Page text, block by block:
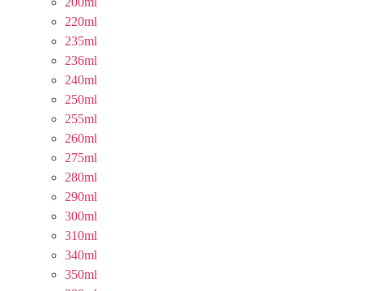
220ml
235ml
236ml
240ml
250ml
255ml
260ml
275ml
280ml
290ml
300ml
310ml
340ml
350ml